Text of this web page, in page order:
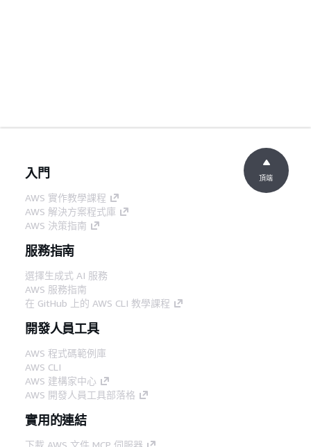
入門
AWS 實作教學課程
AWS 解決方案程式庫
AWS 決策指南
服務指南
選擇生成式 AI 服務
AWS 服務指南
在 GitHub 上的 AWS CLI 教學課程
開發人員工具
AWS 程式碼範例庫
AWS CLI
AWS 建構家中心
AWS 開發人員工具部落格
實用的連結
下載 AWS 文件 MCP 伺服器
頂端